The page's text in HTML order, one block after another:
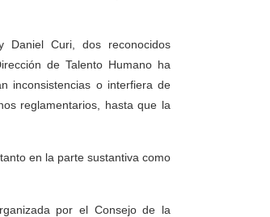
Curi, dos reconocidos
de Talento Humano ha
inconsistencias o interfiera de
reglamentarios, hasta que la
en la parte sustantiva como
por el Consejo de la